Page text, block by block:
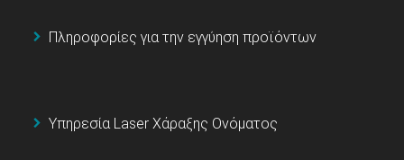
Πληροφορίες για την εγγύηση προϊόντων
Υπηρεσία Laser Χάραξης Ονόματος